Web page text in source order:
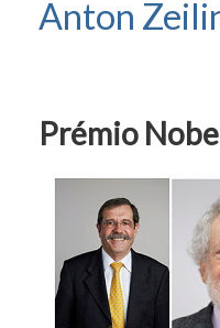
Anton
Prémio